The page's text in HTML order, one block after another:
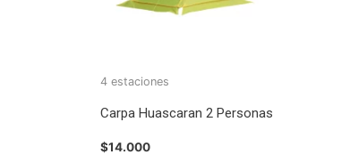
4 estaciones
Carpa Huascaran 2 Personas
$14.000